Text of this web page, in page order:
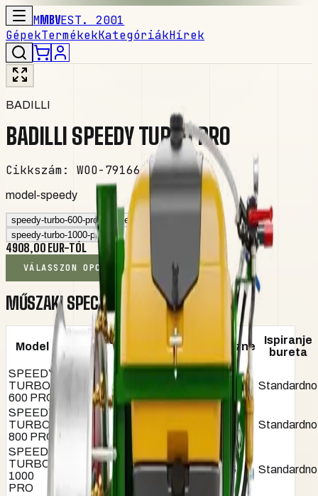
MMBVEST. 2001
GépekTermékekKategóriákHírek
BADILLI
BADILLI SPEEDY TURBO PRO
Cikkszám: WOO-79166
model-speedy
speedy-turbo-600-pro
speedy-turbo-800-pro
speedy-turbo-1000-pro
4908,00 EUR-TÓL
VÁLASSZON OPCIÓKAT
MŰSZAKI SPECIFIKÁCIÓ
Model
Kapacitet
(lit)
Prečnik
ventilatora
(cm)
Dizne
Ispiranje
bureta
SPEEDY
TURBO
600 PRO
Standardno
SPEEDY
TURBO
800 PRO
B-160 Standardno
SPEEDY
TURBO
1000
PRO
B-160 90 16 Standardno